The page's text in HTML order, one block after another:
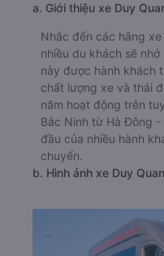
🚌 2. Xe Duy Quang
đô thị Sài Đồng (Văn
a. Giới thiệu xe Duy
Nhắc đến các hãng
nhiều du khách sẽ
này được hành khách
chất lượng xe và thái
năm hoạt động trên
Bắc Ninh từ Hà Đông -
b. Hình ảnh xe Duy